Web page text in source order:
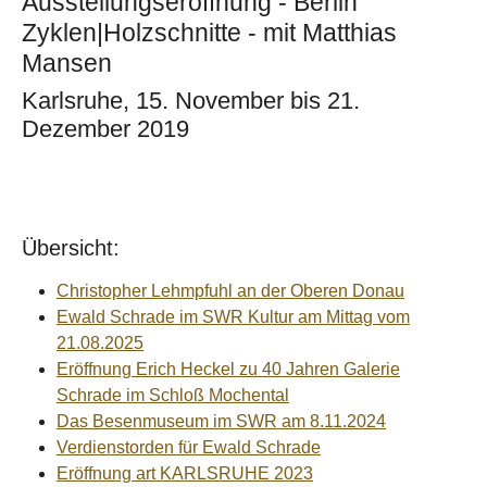
Zyklen|Holzschnitte - mit Matthias
Mansen
Karlsruhe, 15. November bis 21.
Dezember 2019
Übersicht:
Christopher Lehmpfuhl an der Oberen Donau
Ewald Schrade im SWR Kultur am Mittag vom
21.08.2025
Eröffnung Erich Heckel zu 40 Jahren Galerie
Schrade im Schloß Mochental
Das Besenmuseum im SWR am 8.11.2024
Verdienstorden für Ewald Schrade
Eröffnung art KARLSRUHE 2023